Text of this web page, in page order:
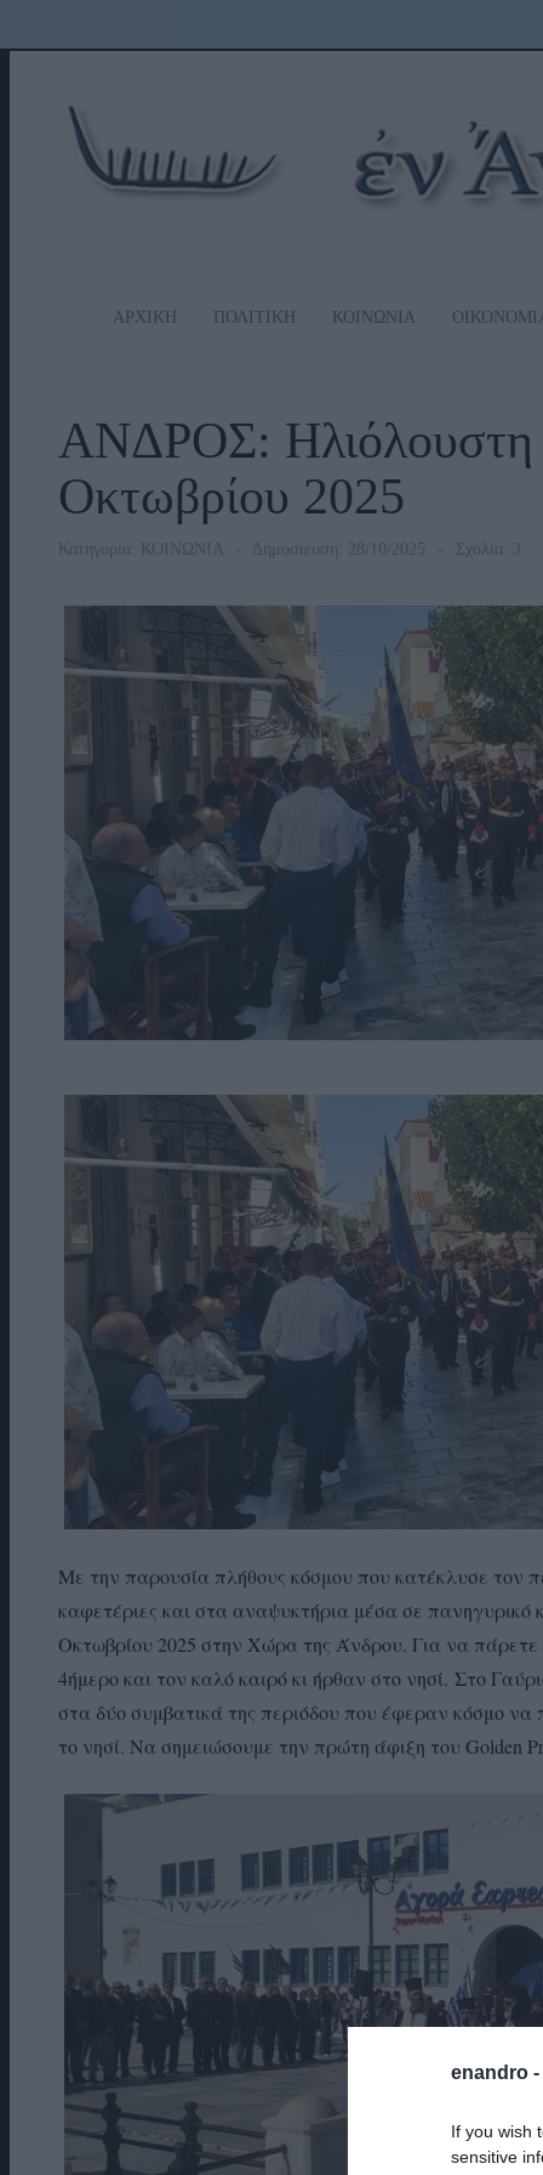
enandro -
If you wish
sensitive
ΑΡΧΙΚΗ ΠΟΛΙΤΙΚΗ ΚΟΙΝΩΝΙΑ
ΑΝΔΡΟΣ: Ηλιόλουστη
Οκτωβρίου 2025
Κατηγορία: ΚΟΙΝΩΝΙΑ Δημοσίευση: 28/10/2025 Σχόλια: 3
Με την παρουσία πλήθους κόσμου που κατέκλυσε τον
καφετέριες και στα αναψυκτήρια μέσα σε πανηγυρικό
Οκτωβρίου 2025 στην Χώρα της Άνδρου. Για να πάρετε
4ήμερο και τον καλό καιρό κι ήρθαν στο νησί. Στο
στα δύο συμβατικά της περιόδου που έφεραν κόσμο
το νησί. Να σημειώσουμε την πρώτη άφιξη του Golden